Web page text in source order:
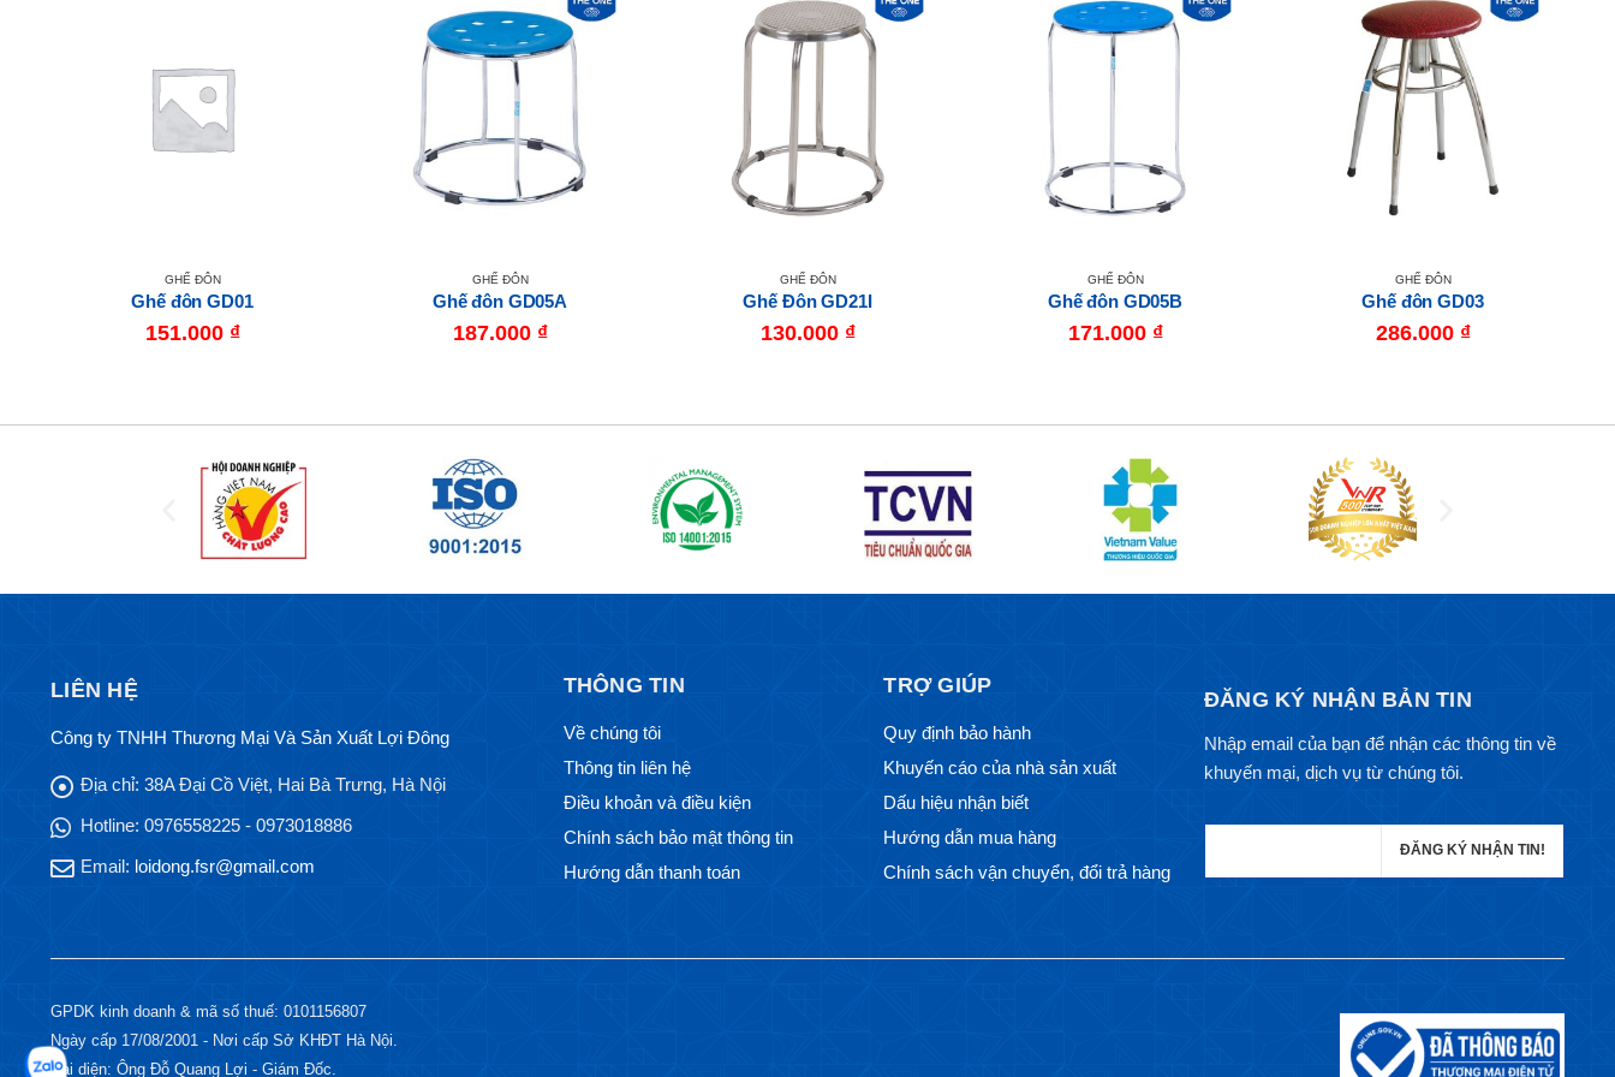
GHẾ ĐÔN
Ghế đôn GD01
151.000 ₫
GHẾ ĐÔN
Ghế đôn GD05A
187.000 ₫
GHẾ ĐÔN
Ghế Đôn GD21I
130.000 ₫
GHẾ ĐÔN
Ghế đôn GD05B
171.000 ₫
GHẾ ĐÔN
Ghế đôn GD03
286.000 ₫
LIÊN HỆ
Công ty TNHH Thương Mại Và Sản Xuất Lợi Đông
Địa chỉ: 38A Đại Cồ Việt, Hai Bà Trưng, Hà Nội
Hotline: 0976558225 - 0973018886
Email: loidong.fsr@gmail.com
THÔNG TIN
Về chúng tôi
Thông tin liên hệ
Điều khoản và điều kiện
Chính sách bảo mật thông tin
Hướng dẫn thanh toán
TRỢ GIÚP
Quy định bảo hành
Khuyến cáo của nhà sản xuất
Dấu hiệu nhận biết
Hướng dẫn mua hàng
Chính sách vận chuyển, đổi trả hàng
ĐĂNG KÝ NHẬN BẢN TIN
Nhập email của bạn để nhận các thông tin về
khuyến mại, dịch vụ từ chúng tôi.
GPDK kinh doanh & mã số thuế: 0101156807
Ngày cấp 17/08/2001 - Nơi cấp Sở KHĐT Hà Nội.
Đại diện: Ông Đỗ Quang Lợi - Giám Đốc.